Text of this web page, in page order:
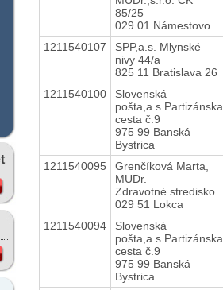
85/25
029 01 Námestovo
1211540107
SPP,a.s. Mlynské
nivy 44/a
825 11 Bratislava 26
1211540100
Slovenská
pošta,a.s.Partizánska
cesta č.9
975 99 Banská
Bystrica
1211540095
Grenčíková Marta,
MUDr.
Zdravotné stredisko
029 51 Lokca
1211540094
Slovenská
pošta,a.s.Partizánska
cesta č.9
975 99 Banská
Bystrica